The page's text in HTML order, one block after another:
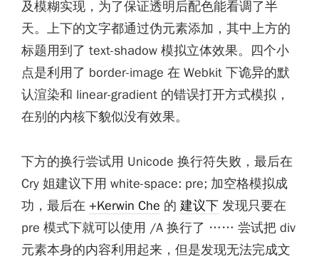
及模糊实现，为了保证透明后配色能看调了半
天。上下的文字都通过伪元素添加，其中上方的
标题用到了 text-shadow 模拟立体效果。四个小
点是利用了 border-image 在 Webkit 下诡异的默
认渲染和 linear-gradient 的错误打开方式模拟，
在别的内核下貌似没有效果。
下方的换行尝试用 Unicode 换行符失败，最后在
Cry 姐建议下用 white-space: pre; 加空格模拟成
功，最后在 +Kerwin Che 的 建议下 发现只要在
pre 模式下就可以使用 /A 换行了 …… 尝试把 div
元素本身的内容利用起来，但是发现无法完成文